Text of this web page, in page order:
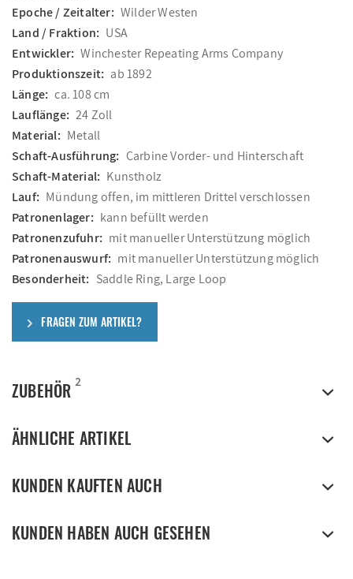
Epoche / Zeitalter: Wilder Westen
Land / Fraktion: USA
Entwickler: Winchester Repeating Arms Company
Produktionszeit: ab 1892
Länge: ca. 108 cm
Lauflänge: 24 Zoll
Material: Metall
Schaft-Ausführung: Carbine Vorder- und Hinterschaft
Schaft-Material: Kunstholz
Lauf: Mündung offen, im mittleren Drittel verschlossen
Patronenlager: kann befüllt werden
Patronenzufuhr: mit manueller Unterstützung möglich
Patronenauswurf: mit manueller Unterstützung möglich
Besonderheit: Saddle Ring, Large Loop
FRAGEN ZUM ARTIKEL?
ZUBEHÖR 2
ÄHNLICHE ARTIKEL
KUNDEN KAUFTEN AUCH
KUNDEN HABEN AUCH GESEHEN